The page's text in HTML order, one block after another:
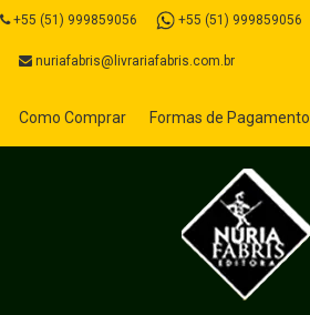
+55 (51) 999859056 +55 (51) 999859056
nuriafabris@livrariafabris.com.br
Como Comprar Formas de Pagamento